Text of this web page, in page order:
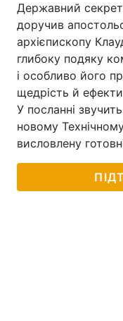
Державний
доручив
архієпископу
глибоку подяку
і особливо його
щедрість й
У посланні
новому
висловлену